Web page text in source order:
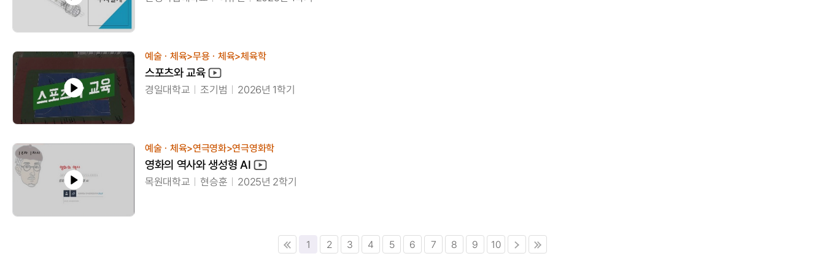
예술ㆍ체육>무용ㆍ체육>체육학
스포츠와 교육
경일대학교 조기범 2026년 1학기
예술ㆍ체육>연극영화>연극영화학
영화의 역사와 생성형 AI
목원대학교 현승훈 2025년 2학기
1 2 3 4 5 6 7 8 9 10